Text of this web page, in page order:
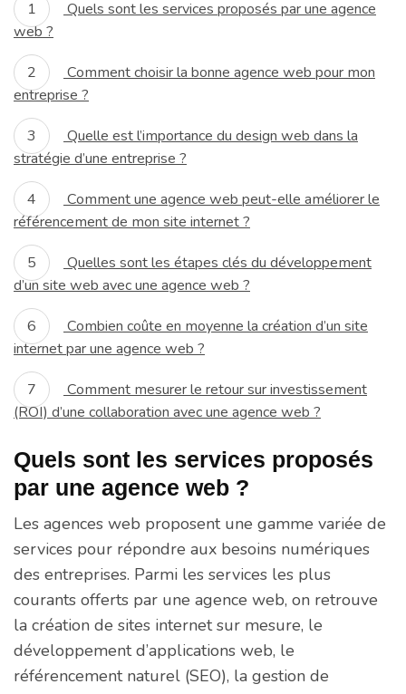
Quels sont les services proposés par une agence
web ?
Comment choisir la bonne agence web pour mon
entreprise ?
Quelle est l’importance du design web dans la
stratégie d’une entreprise ?
Comment une agence web peut-elle améliorer le
référencement de mon site internet ?
Quelles sont les étapes clés du développement
d’un site web avec une agence web ?
Combien coûte en moyenne la création d’un site
internet par une agence web ?
Comment mesurer le retour sur investissement
(ROI) d’une collaboration avec une agence web ?
Quels sont les services proposés
par une agence web ?
Les agences web proposent une gamme variée de
services pour répondre aux besoins numériques
des entreprises. Parmi les services les plus
courants offerts par une agence web, on retrouve
la création de sites internet sur mesure, le
développement d’applications web, le
référencement naturel (SEO), la gestion de